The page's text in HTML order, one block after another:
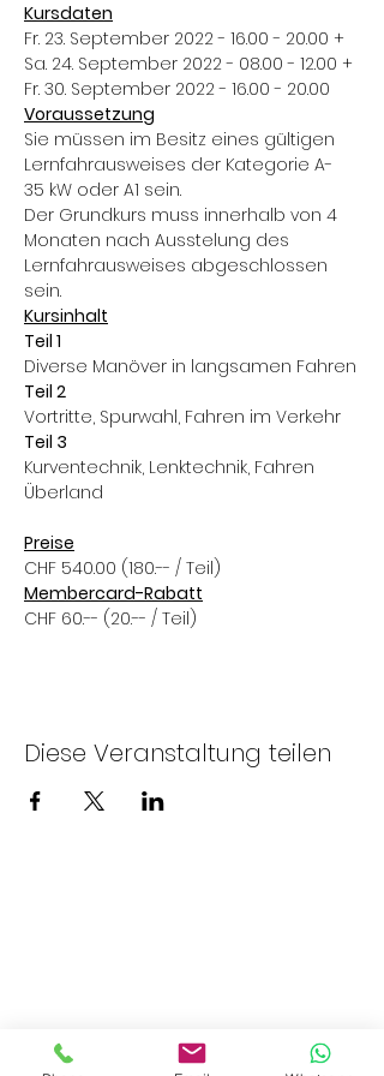
Kursdaten
Fr. 23. September 2022 - 16.00 - 20.00 +
Sa. 24. September 2022 - 08.00 - 12.00 +
Fr. 30. September 2022 - 16.00 - 20.00
Voraussetzung
Sie müssen im Besitz eines gültigen
Lernfahrausweises der Kategorie A-
35 kW oder A1 sein.
Der Grundkurs muss innerhalb von 4
Monaten nach Ausstelung des
Lernfahrausweises abgeschlossen
sein.
Kursinhalt
Teil 1
Diverse Manöver in langsamen Fahren​
Teil 2
Vortritte, Spurwahl, Fahren im Verkehr
Teil 3
Kurventechnik, Lenktechnik, Fahren
Überland
Preise
CHF 540.00 (180.-- / Teil)
Membercard-Rabatt
CHF 60.-- (20.-- / Teil)
Diese Veranstaltung teilen